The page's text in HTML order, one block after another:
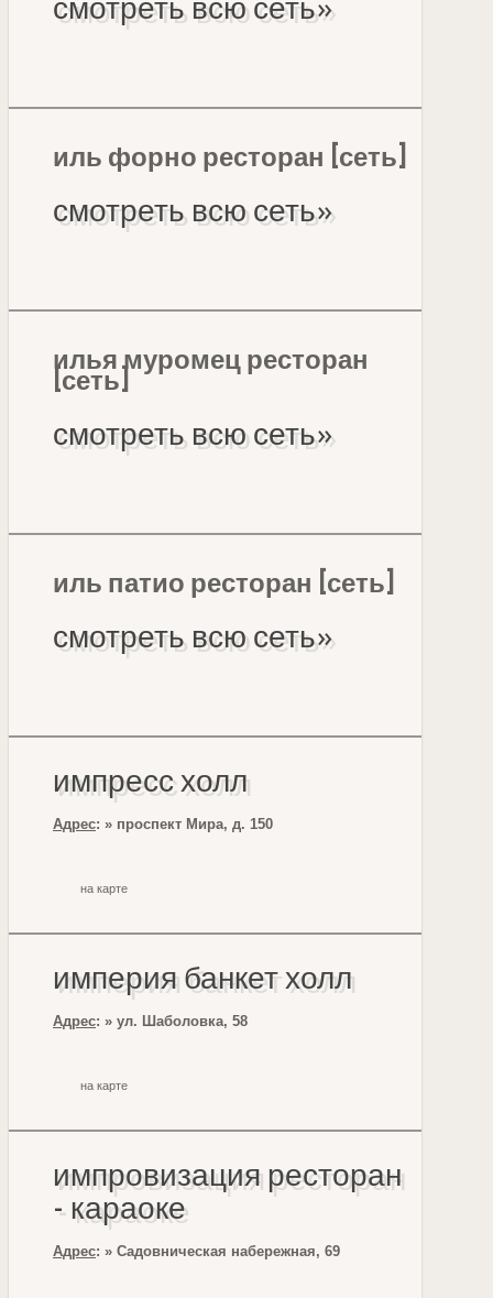
иль форно ресторан [сеть]
смотреть всю сеть»
илья муромец ресторан
[сеть]
смотреть всю сеть»
иль патио ресторан [сеть]
смотреть всю сеть»
импресс холл
Адрес: » проспект Мира, д. 150
на карте
империя банкет холл
Адрес: » ул. Шаболовка, 58
на карте
импровизация ресторан
- караоке
Адрес: » Садовническая набережная, 69